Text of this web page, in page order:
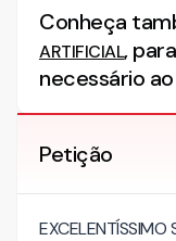
Conheça
ARTIFICIAL,
necessário
Petição
EXCELENTÍSSIMO